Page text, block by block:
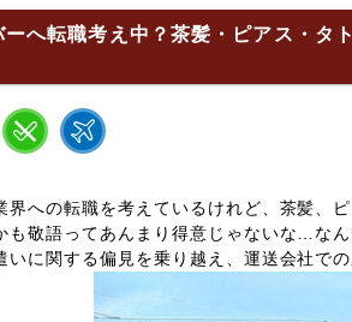
ーへ転職考え中？茶髪・ピアス・タ
界への転職を考えているけれど、茶髪
も敬語ってあんまり得意じゃないな…な
いに関する偏見を乗り越え、運送会社で